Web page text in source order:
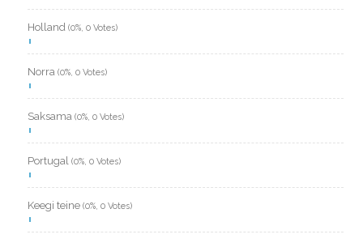
Holland (0%, 0 Votes)
Norra (0%, 0 Votes)
Saksama (0%, 0 Votes)
Portugal (0%, 0 Votes)
Keegi teine (0%, 0 Votes)